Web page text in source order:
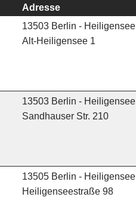
Adresse
13503 Berlin - Heiligensee
Alt-Heiligensee 1
13503 Berlin - Heiligensee
Sandhauser Str. 210
13505 Berlin - Heiligensee
Heiligenseestraße 98